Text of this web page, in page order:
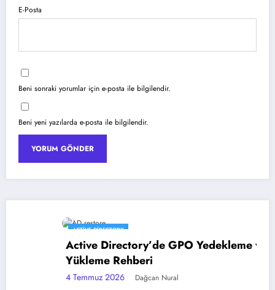
E-Posta
Beni sonraki yorumlar için e-posta ile bilgilendir.
Beni yeni yazılarda e-posta ile bilgilendir.
ACTIVE DIRECTORY
Active Directory’de GPO Yedekleme ve Geri
Yükleme Rehberi
4 Temmuz 2026 Dağcan Nural